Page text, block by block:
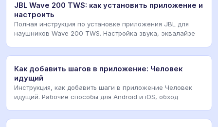
JBL Wave 200 TWS: как установить приложение и
настроить
Полная инструкция по установке приложения JBL для
наушников Wave 200 TWS. Настройка звука, эквалайзе
Как добавить шагов в приложение: Человек
идущий
Инструкция, как добавить шаги в приложение Человек
идущий. Рабочие способы для Android и iOS, обход